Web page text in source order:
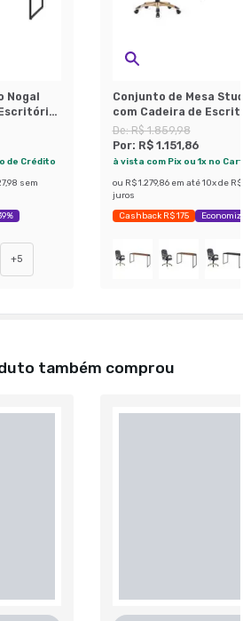
Nogal
Relax
de Crédito
sem
+5
Conjunto de Mesa
com Cadeira de
Presidente Giratória
Clark Preta e Dourada
De:R$ 1.859,98
Por: R$ 1.151,86
à vista com Pix ou 1x no
ou R$ 1.279,86 em até 10x de R$
juros
Cashback R$ 175
também comprou